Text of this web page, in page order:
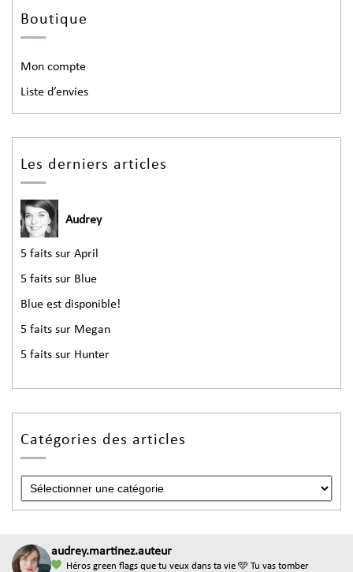
Boutique
Mon compte
Liste d’envies
Les derniers articles
Audrey
5 faits sur April
5 faits sur Blue
Blue est disponible!
5 faits sur Megan
5 faits sur Hunter
Catégories des articles
audrey.martinez.auteur
Héros green flags que tu veux dans ta vie 🩵 Tu vas tomber